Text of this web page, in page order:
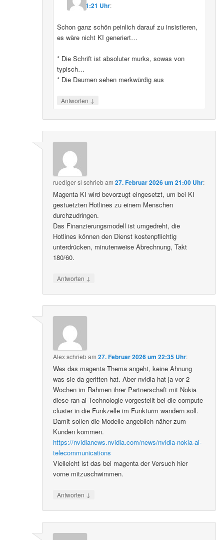
11:21 Uhr:
Schon ganz schön peinlich darauf zu insistieren,
es wäre nicht KI generiert…
* Die Schrift ist absoluter murks, sowas von
typisch…
* Die Daumen sehen merkwürdig aus
Antworten ↓
ruediger sl schriebam27. Februar 2026 um 21:00 Uhr:
Magenta KI wird bevorzugt eingesetzt, um bei KI
gestuetzten Hotlines zu einem Menschen
durchzudringen.
Das Finanzierungsmodell ist umgedreht, die
Hotlines können den Dienst kostenpflichtig
unterdrücken, minutenweise Abrechnung, Takt
180/60.
Antworten ↓
Alexschriebam27. Februar 2026 um 22:35 Uhr:
Was das magenta Thema angeht, keine Ahnung
was sie da geritten hat. Aber nvidia hat ja vor 2
Wochen im Rahmen ihrer Partnerschaft mit Nokia
diese ran ai Technologie vorgestellt bei die compute
cluster in die Funkzelle im Funkturm wandern soll.
Damit sollen die Modelle angeblich näher zum
Kunden kommen.
https://nvidianews.nvidia.com/news/nvidia-nokia-ai-
telecommunications
Vielleicht ist das bei magenta der Versuch hier
vorne mitzuschwimmen.
Antworten ↓